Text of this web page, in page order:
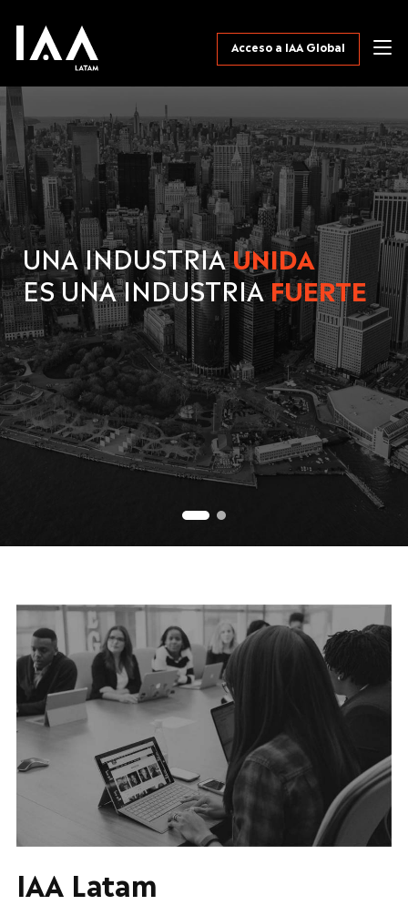
Acceso a IAA Global
UNA INDUSTRIAUNIDA
ES UNA INDUSTRIAFUERTE
IAA Latam